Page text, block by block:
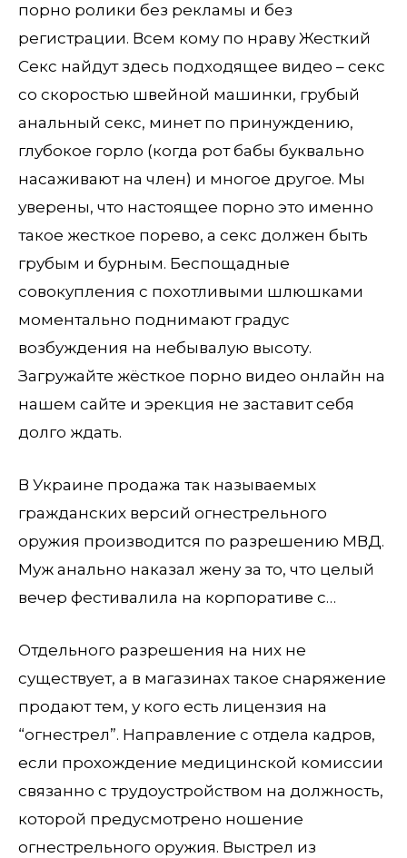
порно ролики без рекламы и без
регистрации. Всем кому по нраву Жесткий
Секс найдут здесь подходящее видео – секс
со скоростью швейной машинки, грубый
анальный секс, минет по принуждению,
глубокое горло (когда рот бабы буквально
насаживают на член) и многое другое. Мы
уверены, что настоящее порно это именно
такое жесткое порево, а секс должен быть
грубым и бурным. Беспощадные
совокупления с похотливыми шлюшками
моментально поднимают градус
возбуждения на небывалую высоту.
Загружайте жёсткое порно видео онлайн на
нашем сайте и эрекция не заставит себя
долго ждать.
В Украине продажа так называемых
гражданских версий огнестрельного
оружия производится по разрешению МВД.
Муж анально наказал жену за то, что целый
вечер фестивалила на корпоративе с…
Отдельного разрешения на них не
существует, а в магазинах такое снаряжение
продают тем, у кого есть лицензия на
“огнестрел”. Направление с отдела кадров,
если прохождение медицинской комиссии
связанно с трудоустройством на должность,
которой предусмотрено ношение
огнестрельного оружия. Выстрел из